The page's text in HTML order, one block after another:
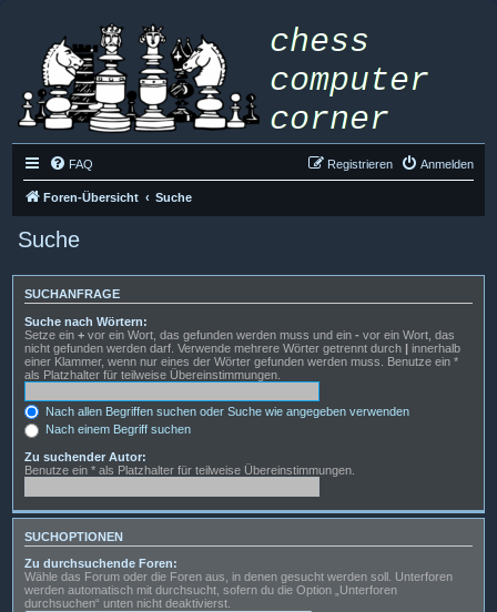
FAQ Anmelden
Registrieren
Foren-Übersicht Suche
Suche
SUCHANFRAGE
Suche nach Wörtern:
Setze ein + vor ein Wort, das gefunden werden muss und ein - vor ein Wort, das
nicht gefunden werden darf. Verwende mehrere Wörter getrennt durch | innerhalb
einer Klammer, wenn nur eines der Wörter gefunden werden muss. Benutze ein *
als Platzhalter für teilweise Übereinstimmungen.
Nach allen Begriffen suchen oder Suche wie angegeben verwenden
Nach einem Begriff suchen
Zu suchender Autor:
Benutze ein * als Platzhalter für teilweise Übereinstimmungen.
SUCHOPTIONEN
Zu durchsuchende Foren:
Wähle das Forum oder die Foren aus, in denen gesucht werden soll. Unterforen
werden automatisch mit durchsucht, sofern du die Option „Unterforen
durchsuchen“ unten nicht deaktivierst.